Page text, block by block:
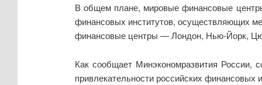
В общем плане, мировые финансовые
финансовых институтов, осуществляющих
финансовые центры — Лондон, Нью-Йорк,
Как сообщает Минэкономразвития России,
привлекательности российских